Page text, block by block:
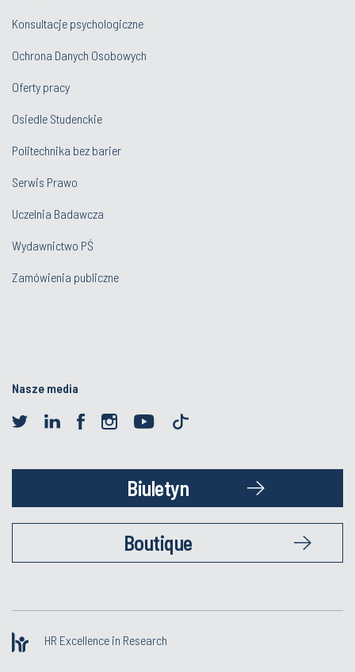
Konsultacje psychologiczne
Ochrona Danych Osobowych
Oferty pracy
Osiedle Studenckie
Politechnika bez barier
Serwis Prawo
Uczelnia Badawcza
Wydawnictwo PŚ
Zamówienia publiczne
Nasze media
Biuletyn
Boutique
HR Excellence in Research